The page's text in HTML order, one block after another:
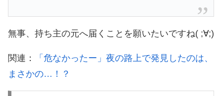
無事、持ち主の元へ届くことを願いたいですね( ;∀;)
関連：
「危なかったー」夜の路上で発見したのは、
まさかの…！？